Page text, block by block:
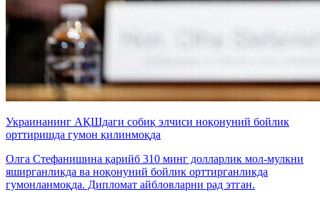
Украинанинг АҚШдаги собиқ элчиси ноқонуний бойлик
орттиришда гумон қилинмоқда
Олга Стефанишина қарийб 310 минг долларлик мол-мулкни
яширганликда ва ноқонуний бойлик орттирганликда
гумонланмоқда. Дипломат айбловларни рад этган.